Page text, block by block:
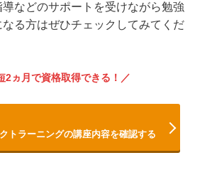
などのサポートを受けながら勉強
る方はぜひチェックしてみてくだ
2ヵ月で資格取得できる！
トラーニングの講座内容を確認する